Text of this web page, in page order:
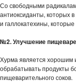
Со свободными
антиоксиданты, которых
и галлокатехины,
№2. Улучшение
Хурма является хорошим
обрабатывать продукты
пищеварительного соков.